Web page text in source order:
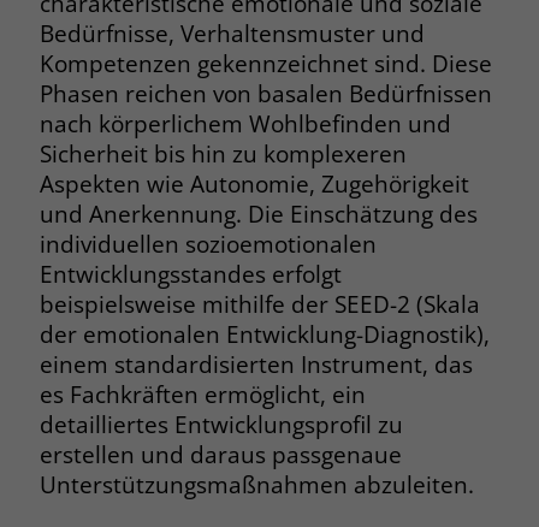
Bedürfnisse, Verhaltensmuster und
Kompetenzen gekennzeichnet sind. Diese
Phasen reichen von basalen Bedürfnissen
nach körperlichem Wohlbefinden und
Sicherheit bis hin zu komplexeren
Aspekten wie Autonomie, Zugehörigkeit
und Anerkennung. Die Einschätzung des
individuellen sozioemotionalen
Entwicklungsstandes erfolgt
beispielsweise mithilfe der SEED-2 (Skala
der emotionalen Entwicklung-Diagnostik),
einem standardisierten Instrument, das
es Fachkräften ermöglicht, ein
detailliertes Entwicklungsprofil zu
erstellen und daraus passgenaue
Unterstützungsmaßnahmen abzuleiten.
Name PHPSESSID
Anbieter stiftung-liebenau.de
Laufzeit Session
Zweck
Behält die Zustände des Benutzers bei
allen Seitenanfragen bei.
Name cookie_optin
Anbieter www.stiftung-liebenau.de
Laufzeit 1 Monat
Zweck
Behält die Zustimmung des Benutzers
zum Cookie Opt-In
Zweck
Browsers und die Einstellungen
exklusiv für diese Website zu speichern.
Dadurch wird gewährleistet, dass
Aktionen, die bei späteren Besuchen
derselben Website durchgeführt
werden, mit derselben
Benutzerkennung verknüpft werden.
Name _clsk
Anbieter www.clarity.ms
Laufzeit 1 Jahr
Zweck
Microsoft Clarity setzt dieses Cookie,
um die Seitenaufrufe eines Benutzers
zu speichern und in einer einzigen
Sitzungsaufzeichnung